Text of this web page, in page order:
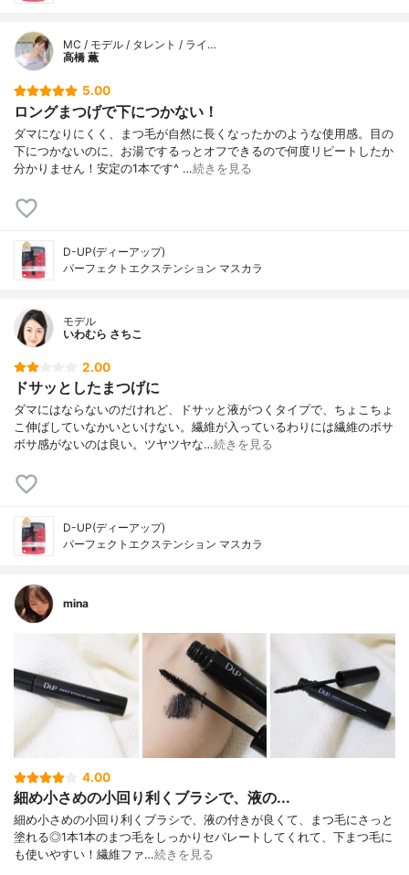
MC / モデル / タレント / ライ…
高橋 薫
5.00
ロングまつげで下につかない！
ダマになりにくく、まつ毛が自然に長くなったかのような使用感。目の
下につかないのに、お湯でするっとオフできるので何度リピートしたか
分かりません！安定の1本です^ …続きを見る
D-UP(ディーアップ)
パーフェクトエクステンション マスカラ
モデル
いわむら さちこ
2.00
ドサッとしたまつげに
ダマにはならないのだけれど、ドサッと液がつくタイプで、ちょこちょ
こ伸ばしていなかいといけない。繊維が入っているわりには繊維のボサ
ボサ感がないのは良い。ツヤツヤな…続きを見る
D-UP(ディーアップ)
パーフェクトエクステンション マスカラ
mina
4.00
細め小さめの小回り利くブラシで、液の...
細め小さめの小回り利くブラシで、液の付きが良くて、まつ毛にさっと
塗れる◎1本1本のまつ毛をしっかりセパレートしてくれて、下まつ毛に
も使いやすい！繊維ファ…続きを見る